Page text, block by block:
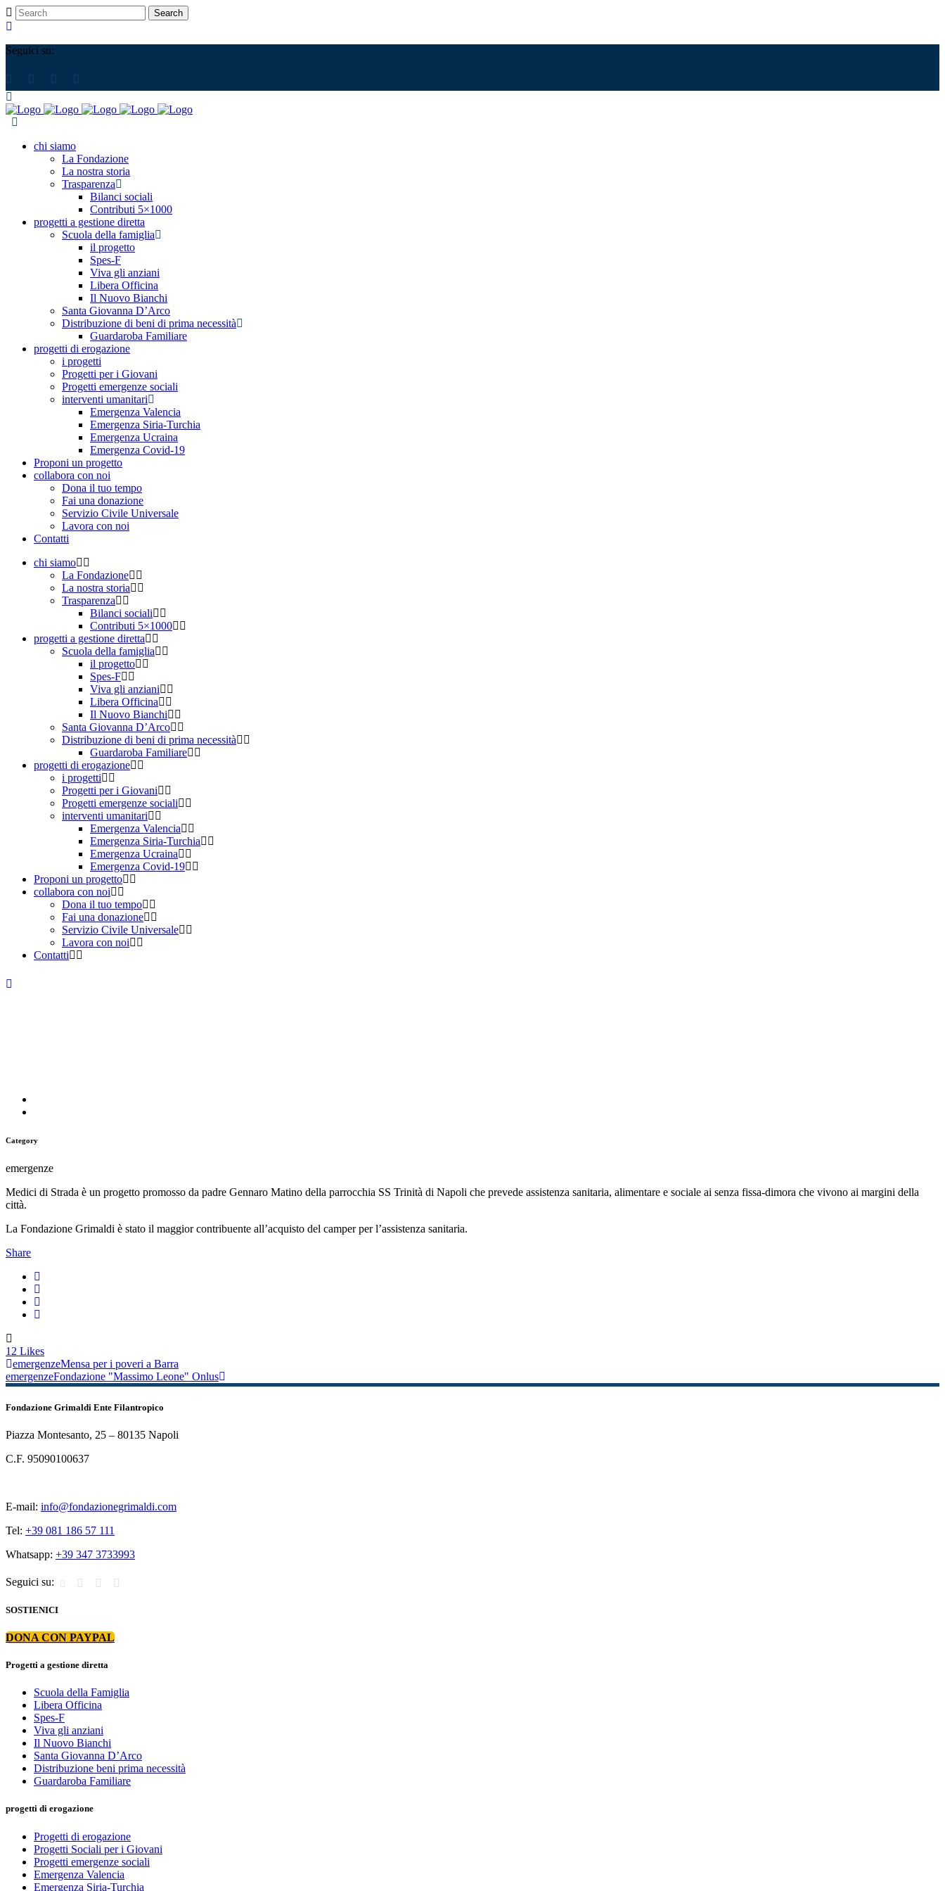
Seguici su:
chi siamo
La Fondazione
La nostra storia
Trasparenza
Bilanci sociali
Contributi 5×1000
progetti a gestione diretta
Scuola della famiglia
il progetto
Spes-F
Viva gli anziani
Libera Officina
Il Nuovo Bianchi
Santa Giovanna D’Arco
Distribuzione di beni di prima necessità
Guardaroba Familiare
progetti di erogazione
i progetti
Progetti per i Giovani
Progetti emergenze sociali
interventi umanitari
Emergenza Valencia
Emergenza Siria-Turchia
Emergenza Ucraina
Emergenza Covid-19
Proponi un progetto
collabora con noi
Dona il tuo tempo
Fai una donazione
Servizio Civile Universale
Lavora con noi
Contatti
chi siamo
La Fondazione
La nostra storia
Trasparenza
Bilanci sociali
Contributi 5×1000
progetti a gestione diretta
Scuola della famiglia
il progetto
Spes-F
Viva gli anziani
Libera Officina
Il Nuovo Bianchi
Santa Giovanna D’Arco
Distribuzione di beni di prima necessità
Guardaroba Familiare
progetti di erogazione
i progetti
Progetti per i Giovani
Progetti emergenze sociali
interventi umanitari
Emergenza Valencia
Emergenza Siria-Turchia
Emergenza Ucraina
Emergenza Covid-19
Proponi un progetto
collabora con noi
Dona il tuo tempo
Fai una donazione
Servizio Civile Universale
Lavora con noi
Contatti
Medici di Strada
Category
emergenze
Medici di Strada è un progetto promosso da padre Gennaro Matino della parrocchia SS Trinità di Napoli che prevede assistenza sanitaria, alimentare e sociale ai senza fissa-dimora che vivono ai margini della
città.
La Fondazione Grimaldi è stato il maggior contribuente all’acquisto del camper per l’assistenza sanitaria.
Share
12 Likes
emergenzeMensa per i poveri a Barra
emergenzeFondazione "Massimo Leone" Onlus
Fondazione Grimaldi Ente Filantropico
Piazza Montesanto, 25 – 80135 Napoli
C.F. 95090100637
E-mail: info@fondazionegrimaldi.com
Tel: +39 081 186 57 111
Whatsapp: +39 347 3733993
Seguici su:
SOSTIENICI
DONA CON PAYPAL
Progetti a gestione diretta
Scuola della Famiglia
Libera Officina
Spes-F
Viva gli anziani
Il Nuovo Bianchi
Santa Giovanna D’Arco
Distribuzione beni prima necessità
Guardaroba Familiare
progetti di erogazione
Progetti di erogazione
Progetti Sociali per i Giovani
Progetti emergenze sociali
Emergenza Valencia
Emergenza Siria-Turchia